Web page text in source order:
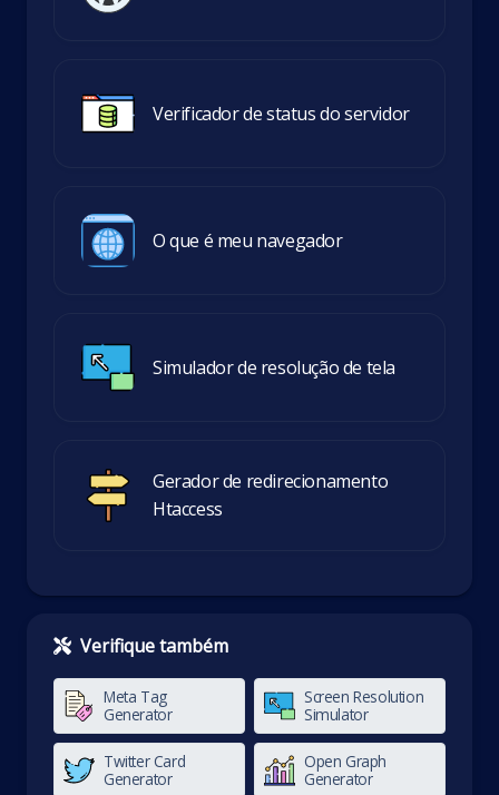
Verificador de status do servidor
O que é meu navegador
Simulador de resolução de tela
Gerador de redirecionamento
Htaccess
Verifique também
Meta Tag
Generator
Screen Resolution
Simulator
Twitter Card
Generator
Open Graph
Generator